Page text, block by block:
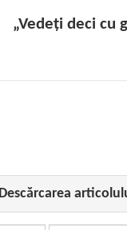
„Vedeţi deci cu
Descărcarea